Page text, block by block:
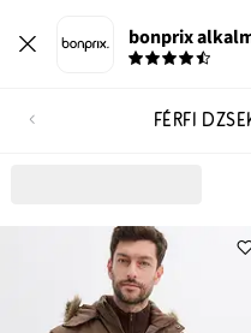
bonprix
FÉRFI